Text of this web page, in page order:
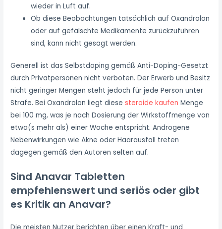
wieder in Luft auf.
Ob diese Beobachtungen tatsächlich auf Oxandrolon
oder auf gefälschte Medikamente zurückzuführen
sind, kann nicht gesagt werden.
Generell ist das Selbstdoping gemäß Anti-Doping-Gesetzt
durch Privatpersonen nicht verboten. Der Erwerb und Besitz
nicht geringer Mengen steht jedoch für jede Person unter
Strafe. Bei Oxandrolon liegt diesesteroide kaufen Menge
bei 100 mg, was je nach Dosierung der Wirkstoffmenge von
etwa(s mehr als) einer Woche entspricht. Androgene
Nebenwirkungen wie Akne oder Haarausfall treten
dagegen gemäß den Autoren selten auf.
Sind Anavar Tabletten
empfehlenswert und seriös oder gibt
es Kritik an Anavar?